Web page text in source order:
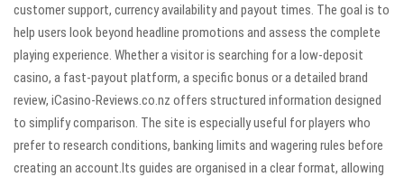
customer support, currency availability and payout times. The goal is to
help users look beyond headline promotions and assess the complete
playing experience. Whether a visitor is searching for a low-deposit
casino, a fast-payout platform, a specific bonus or a detailed brand
review, iCasino-Reviews.co.nz offers structured information designed
to simplify comparison. The site is especially useful for players who
prefer to research conditions, banking limits and wagering rules before
creating an account.Its guides are organised in a clear format, allowing